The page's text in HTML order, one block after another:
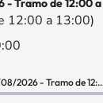
Tramo de 12:00 a
12:00 a 13:00)
Página 40 (06/08/2026 - Tramo de 12:00 a 13:00)